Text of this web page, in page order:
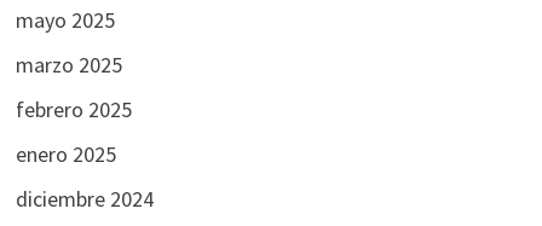
mayo 2025
marzo 2025
febrero 2025
enero 2025
diciembre 2024